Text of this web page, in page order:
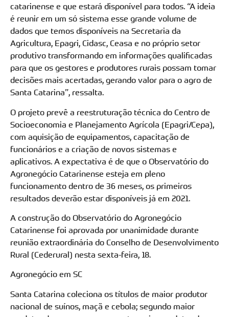
catarinense e que estará disponível para todos. “A ideia
é reunir em um só sistema esse grande volume de
dados que temos disponíveis na Secretaria da
Agricultura, Epagri, Cidasc, Ceasa e no próprio setor
produtivo transformando em informações qualificadas
para que os gestores e produtores rurais possam tomar
decisões mais acertadas, gerando valor para o agro de
Santa Catarina”, ressalta.
O projeto prevê a reestruturação técnica do Centro de
Socioeconomia e Planejamento Agrícola (Epagri/Cepa),
com aquisição de equipamentos, capacitação de
funcionários e a criação de novos sistemas e
aplicativos. A expectativa é de que o Observatório do
Agronegócio Catarinense esteja em pleno
funcionamento dentro de 36 meses, os primeiros
resultados deverão estar disponíveis já em 2021.
A construção do Observatório do Agronegócio
Catarinense foi aprovada por unanimidade durante
reunião extraordinária do Conselho de Desenvolvimento
Rural (Cederural) nesta sexta-feira, 18.
Agronegócio em SC
Santa Catarina coleciona os títulos de maior produtor
nacional de suínos, maçã e cebola; segundo maior